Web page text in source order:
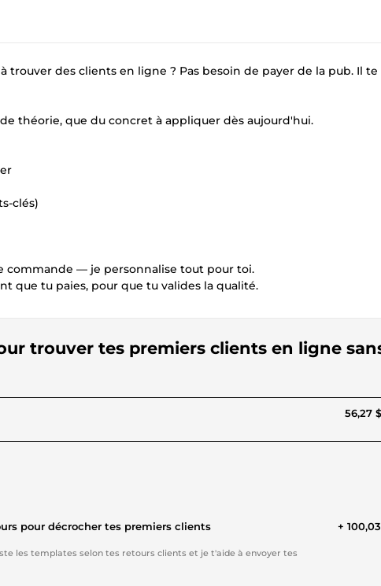
trouver des clients en ligne ? Pas besoin de payer de la pub. Il te
théorie, que du concret à appliquer dès aujourd'hui.
clés)
commande — je personnalise tout pour toi.
que tu paies, pour que tu valides la qualité.
trouver tes premiers clients en ligne
56,27
pour décrocher tes premiers clients
les templates selon tes retours clients et je t'aide à envoyer tes
+